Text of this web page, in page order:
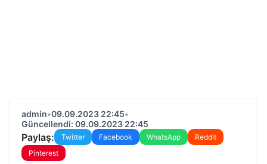
admin•09.09.2023 22:45•
Güncellendi: 09.09.2023 22:45
Paylaş: Twitter Facebook WhatsApp
Reddit
Pinterest